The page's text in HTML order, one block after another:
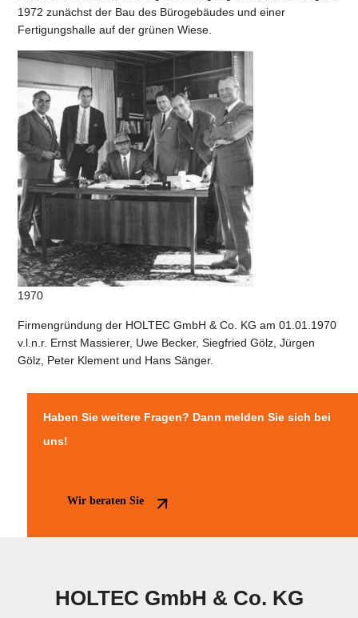
1972 zunächst der Bau des Bürogebäudes und einer
Fertigungshalle auf der grünen Wiese.
1970
Firmengründung der HOLTEC GmbH & Co. KG am 01.01.1970
v.l.n.r. Ernst Massierer, Uwe Becker, Siegfried Gölz, Jürgen
Gölz, Peter Klement und Hans Sänger.
Haben Sie weitere Fragen? Dann melden Sie sich bei
uns!
Wir beraten Sie
HOLTEC GmbH & Co. KG